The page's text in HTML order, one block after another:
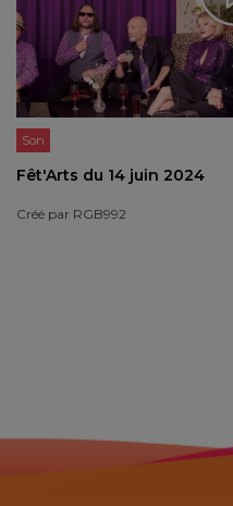
Son
Fêt'Arts du 14 juin 2024
Créé par RGB992